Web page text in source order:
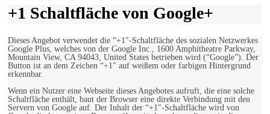
+1 Schaltfläche von Google+
Dieses Angebot verwendet die “+1″-Schaltfläche des sozialen Netzwerkes
Google Plus, welches von der Google Inc., 1600 Amphitheatre Parkway,
Mountain View, CA 94043, United States betrieben wird (“Google”). Der
Button ist an dem Zeichen “+1″ auf weißem oder farbigen Hintergrund
erkennbar.
Wenn ein Nutzer eine Webseite dieses Angebotes aufruft, die eine solche
Schaltfläche enthält, baut der Browser eine direkte Verbindung mit den
Servern von Google auf. Der Inhalt der “+1″-Schaltfläche wird von